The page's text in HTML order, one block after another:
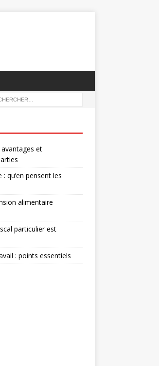
et
qu’en pensent les
alimentaire
particulier est
: points essentiels